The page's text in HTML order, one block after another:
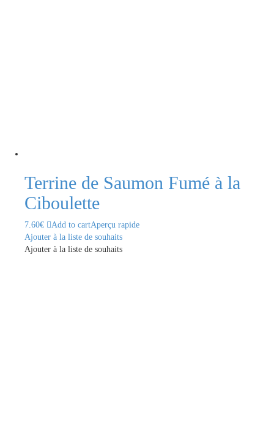
Terrine de Saumon Fumé à la
Ciboulette
7.60€ Add to cartAperçu rapide
Ajouter à la liste de souhaits
Ajouter à la liste de souhaits